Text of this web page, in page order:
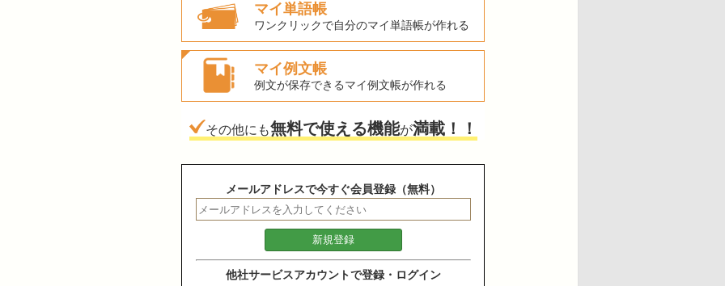
マイ単語帳
ワンクリックで自分のマイ単語帳が作れる
マイ例文帳
例文が保存できるマイ例文帳が作れる
その他にも無料で使える機能が満載！！
メールアドレスで今すぐ会員登録（無料）
他社サービスアカウントで登録・ログイン